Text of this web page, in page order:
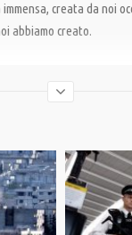
creata da noi
abbiamo creato.
,PrimoPiano
,Lampedusa,Libia,Mare